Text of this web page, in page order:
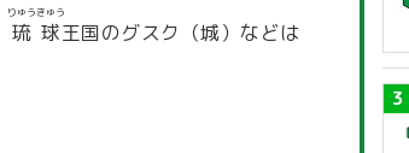
琉球
りゅうきゅう
王国のグスク（城）などは